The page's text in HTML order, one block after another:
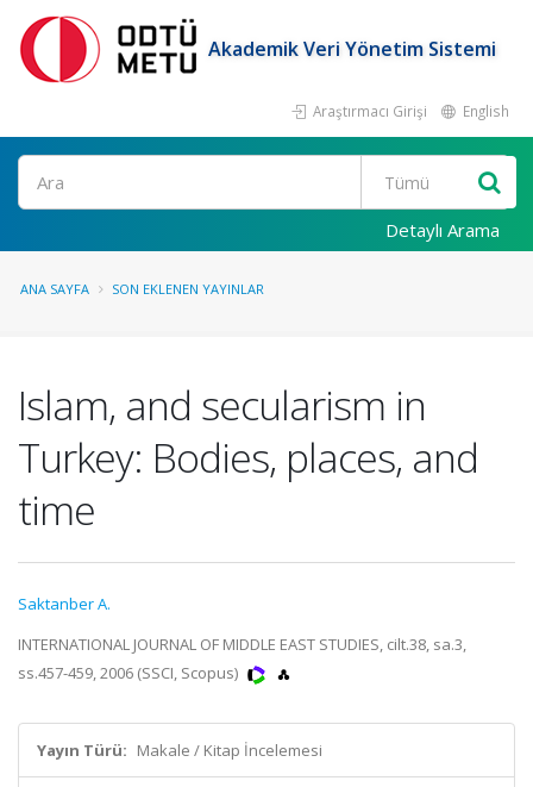
Akademik Veri Yönetim Sistemi
Araştırmacı Girişi English
Ara
Detaylı Arama
ANA SAYFA SON EKLENEN YAYINLAR
Islam, and secularism in
Turkey: Bodies, places, and
time
Saktanber A.
INTERNATIONAL JOURNAL OF MIDDLE EAST STUDIES, cilt.38, sa.3,
ss.457-459, 2006 (SSCI, Scopus)
Yayın Türü: Makale / Kitap İncelemesi